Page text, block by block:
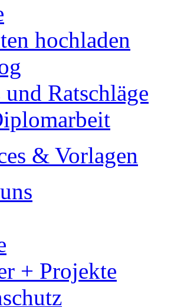
hochladen
Ratschläge
& Vorlagen
+ Projekte